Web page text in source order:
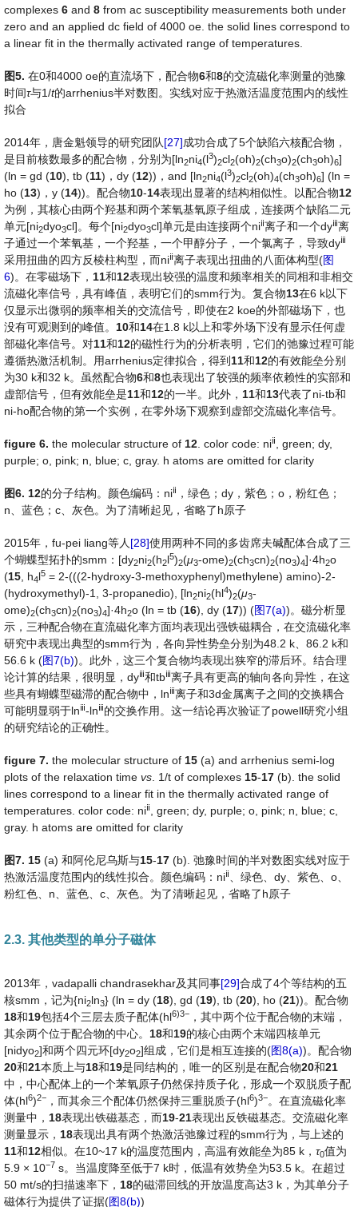
complexes 6 and 8 from ac susceptibility measurements both under
zero and an applied dc field of 4000 oe. the solid lines correspond to
a linear fit in the thermally activated range of temperatures.
图5. 在0和4000 oe的直流场下，配合物6和8的交流磁化率测量的弛豫
时间τ与1/t的arrhenius半对数图。实线对应于热激活温度范围内的线性
拟合
2014年，唐金魁领导的研究团队[27]成功合成了5个缺陷六核配合物，
是目前核数最多的配合物，分别为[ln2ni4(l3)2cl2(oh)2(ch3o)2(ch3oh)6]
(ln = gd (10), tb (11)，dy (12))，and [ln2ni4(l3)2cl2(oh)4(ch3oh)6] (ln =
ho (13)，y (14))。配合物10-14表现出显著的结构相似性。以配合物12
为例，其核心由两个羟基和两个苯氧基氧原子组成，连接两个缺陷二元
单元[ni2dyo3cl]。每个[ni2dyo3cl]单元是由连接两个niⅱ离子和一个dyⅲ离
子通过一个苯氧基，一个羟基，一个甲醇分子，一个氯离子，导致dyⅲ
采用扭曲的四方反棱柱构型，而niⅱ离子表现出扭曲的八面体构型(图
6)。在零磁场下， 11和12表现出较强的温度和频率相关的同相和非相交
流磁化率信号，具有峰值，表明它们的smm行为。复合物13在6 k以下
仅显示出微弱的频率相关的交流信号，即使在2 koe的外部磁场下，也
没有可观测到的峰值。 10和14在1.8 k以上和零外场下没有显示任何虚
部磁化率信号。对11和12的磁性行为的分析表明，它们的弛豫过程可能
遵循热激活机制。用arrhenius定律拟合，得到 11和12的有效能垒分别
为30 k和32 k。虽然配合物6和8也表现出了较强的频率依赖性的实部和
虚部信号，但有效能垒是11和12的一半。此外， 11和13代表了ni-tb和
ni-ho配合物的第一个实例，在零外场下观察到虚部交流磁化率信号。
figure 6. the molecular structure of 12 . color code: niⅱ
, green; dy,
purple; o, pink; n, blue; c, gray. h atoms are omitted for clarity
图6. 12的分子结构。颜色编码：niⅱ ，绿色；dy，紫色；o，粉红色；
n、蓝色；c、灰色。为了清晰起见，省略了h原子
2015年，fu-pei liang等人 [28]使用两种不同的多齿席夫碱配体合成了三
个蝴蝶型拓扑的smm：[dy2ni2(h2l5)2(μ3-ome)2(ch3cn)2(no3)4]·4h2o
(15 , h4l5 = 2-(((2-hydroxy-3-methoxyphenyl)methylene) amino)-2-
(hydroxymethyl)-1, 3-propanedio), [ln2ni2(hl4)2(μ3-
ome)2(ch3cn)2(no3)4]·4h2o (ln = tb (16), dy (17)) (图7(a))。磁分析显
示，三种配合物在直流磁化率方面均表现出强铁磁耦合，在交流磁化率
研究中表现出典型的smm行为，各向异性势垒分别为48.2 k、86.2 k和
56.6 k (图7(b))。此外，这三个复合物均表现出狭窄的滞后环。结合理
论计算的结果，很明显，dyⅲ和tbⅲ离子具有更高的轴向各向异性，在这
些具有蝴蝶型磁滞的配合物中，lnⅲ离子和3d金属离子之间的交换耦合
可能明显弱于lnⅲ-lnⅲ的交换作用。这一结论再次验证了powell研究小组
的研究结论的正确性。
figure 7. the molecular structure of 15 (a) and arrhenius semi-log
plots of the relaxation time vs . 1/t of complexes 15-17 (b). the solid
lines correspond to a linear fit in the thermally activated range of
temperatures. color code: niⅱ
, green; dy, purple; o, pink; n, blue; c,
gray. h atoms are omitted for clarity
图7. 15 (a) 和阿伦尼乌斯与15-17 (b). 弛豫时间的半对数图实线对应于
热激活温度范围内的线性拟合。颜色编码：niⅱ
、绿色、dy、紫色、o、
粉红色、n、蓝色、c、灰色。为了清晰起见，省略了h原子
2.3. 其他类型的单分子磁体
2013年，vadapalli chandrasekhar及其同事[29]合成了4个等结构的五
核smm，记为{ni2ln3} (ln = dy (18), gd (19), tb (20), ho (21))。配合物
18和19包括4个三层去质子配体(hl6)3− ，其中两个位于配合物的末端，
其余两个位于配合物的中心。 18和19的核心由两个末端四核单元
[nidyo2]和两个四元环[dy2o2]组成，它们是相互连接的(图8(a))。配合物
20和21本质上与18和19是同结构的，唯一的区别是在配合物20和21
中，中心配体上的一个苯氧原子仍然保持质子化，形成一个双脱质子配
体(hl6)2− ，而其余三个配体仍然保持三重脱质子(hl6)3−。在直流磁化率
测量中， 18表现出铁磁基态，而19-21表现出反铁磁基态。交流磁化率
测量显示， 18表现出具有两个热激活弛豫过程的smm行为，与上述的
11和12相似。在10~17 k的温度范围内，高温有效能垒为85 k， τ0值为
5.9 × 10−7 s。当温度降至低于7 k时，低温有效势垒为53.5 k。在超过
50 mt/s的扫描速率下， 18的磁滞回线的开放温度高达3 k，为其单分子
磁体行为提供了证据(图8(b))